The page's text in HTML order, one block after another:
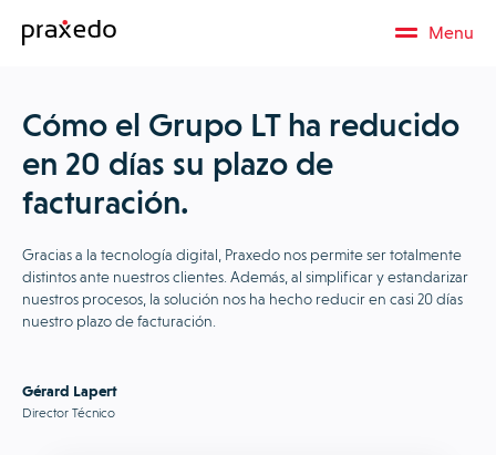
Menu
Cómo el Grupo LT ha reducido
en 20 días su plazo de
facturación.
Gracias a la tecnología digital, Praxedo nos permite ser totalmente
distintos ante nuestros clientes. Además, al simplificar y estandarizar
nuestros procesos, la solución nos ha hecho reducir en casi 20 días
nuestro plazo de facturación.
Gérard Lapert
Director Técnico